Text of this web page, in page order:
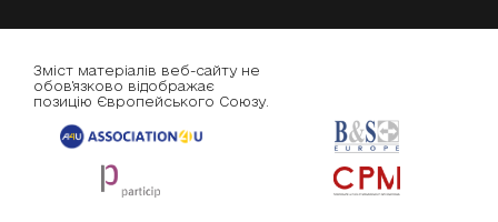
Зміст матеріалів веб-сайту не
обов'язково відображає
позицію Європейського Союзу.